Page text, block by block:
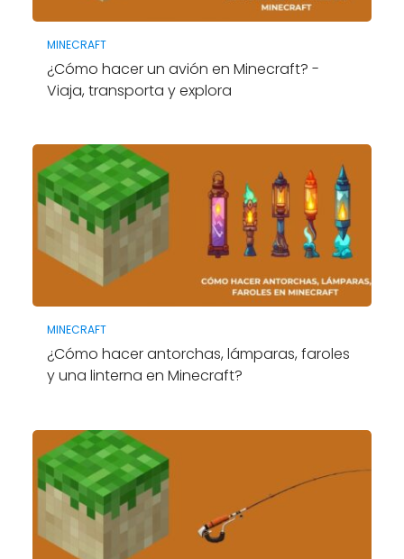
MINECRAFT
¿Cómo hacer un avión en Minecraft? -
Viaja, transporta y explora
MINECRAFT
¿Cómo hacer antorchas, lámparas, faroles
y una linterna en Minecraft?